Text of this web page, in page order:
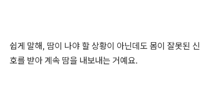
쉽게 말해, 땀이 나야 할 상황이 아닌데도 몸이 잘못된 신
호를 받아 계속 땀을 내보내는 거예요.